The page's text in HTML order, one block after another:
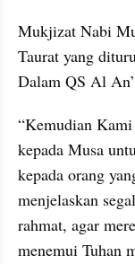
Mukjizat Nabi
Taurat yang
Dalam QS Al
“Kemudian
kepada Musa
kepada orang
menjelaskan
rahmat, agar
menemui Tuhan